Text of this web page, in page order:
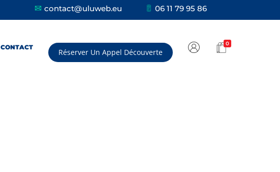
contact@uluweb.eu 06 11 79 95 86
CONTACT
Réserver Un Appel Découverte
0